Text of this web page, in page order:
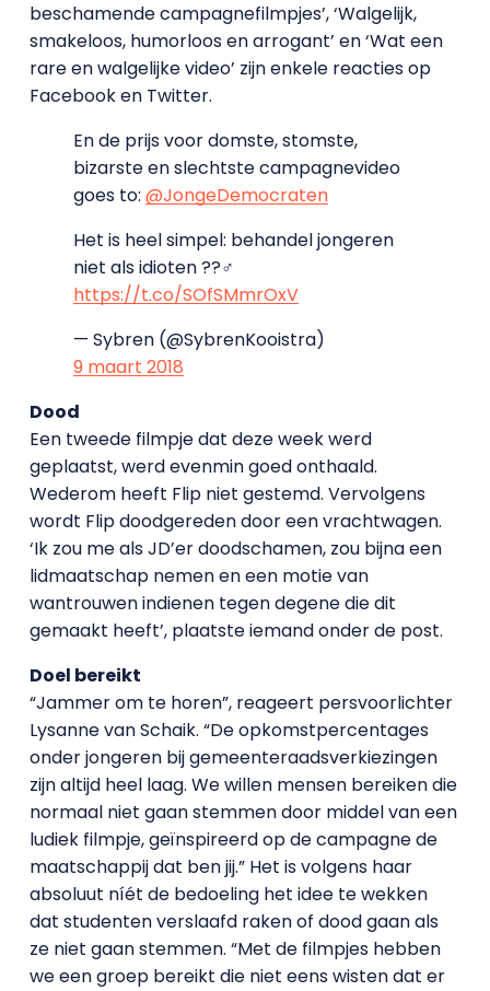
beschamende campagnefilmpjes’, ‘Walgelijk,
smakeloos, humorloos en arrogant’ en ‘Wat een
rare en walgelijke video’ zijn enkele reacties op
Facebook en Twitter.
En de prijs voor domste, stomste,
bizarste en slechtste campagnevideo
goes to: @JongeDemocraten
Het is heel simpel: behandel jongeren
niet als idioten ??♂
https://t.co/SOfSMmrOxV
— Sybren (@SybrenKooistra)
9 maart 2018
Dood
Een tweede filmpje dat deze week werd
geplaatst, werd evenmin goed onthaald.
Wederom heeft Flip niet gestemd. Vervolgens
wordt Flip doodgereden door een vrachtwagen.
‘Ik zou me als JD’er doodschamen, zou bijna een
lidmaatschap nemen en een motie van
wantrouwen indienen tegen degene die dit
gemaakt heeft’, plaatste iemand onder de post.
Doel bereikt
“Jammer om te horen”, reageert persvoorlichter
Lysanne van Schaik. “De opkomstpercentages
onder jongeren bij gemeenteraadsverkiezingen
zijn altijd heel laag. We willen mensen bereiken die
normaal niet gaan stemmen door middel van een
ludiek filmpje, geïnspireerd op de campagne de
maatschappij dat ben jij.” Het is volgens haar
absoluut níét de bedoeling het idee te wekken
dat studenten verslaafd raken of dood gaan als
ze niet gaan stemmen. “Met de filmpjes hebben
we een groep bereikt die niet eens wisten dat er